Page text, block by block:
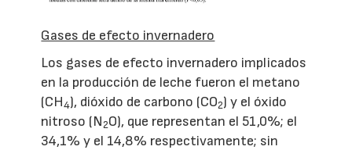
Gases de efecto invernadero
Los gases de efecto invernadero implicados
en la producción de leche fueron el metano
(CH4), dióxido de carbono (CO2) y el óxido
nitroso (N2O), que representan el 51,0%; el
34,1% y el 14,8% respectivamente; sin